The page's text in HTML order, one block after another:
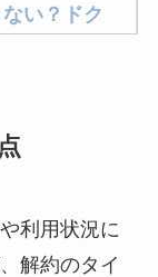
い？ドク
チナムの
ぎた場合
利用状況に
解約のタイ